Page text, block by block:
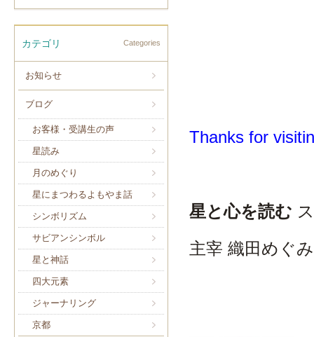
カテゴリ Categories
お知らせ
ブログ
お客様・受講生の声
星読み
月のめぐり
星にまつわるよもやま話
シンボリズム
サビアンシンボル
星と神話
四大元素
ジャーナリング
京都
Thanks for
星と心を読む
主宰 織田めぐ